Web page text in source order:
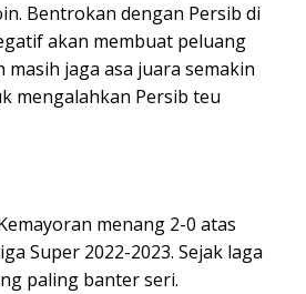
Bentrokan dengan Persib di
akan membuat peluang
masih jaga asa juara semakin
mengalahkan Persib teu
menang 2-0 atas
Super 2022-2023. Sejak laga
paling banter seri.